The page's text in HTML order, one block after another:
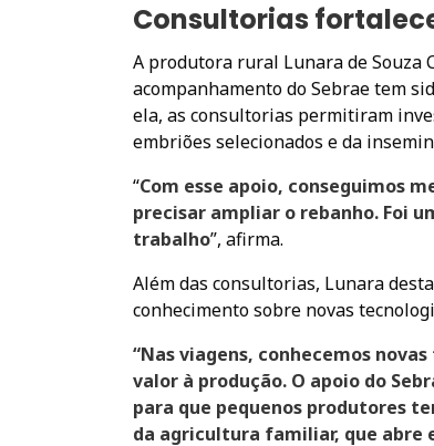
Consultorias
A produtora rural Lunara de Souza
acompanhamento do Sebrae tem
ela, as consultorias permitiram
embriões selecionados e da
“Com esse apoio, conseguimos
precisar ampliar o rebanho. Foi
trabalho”, afirma.
Além das consultorias, Lunara
conhecimento sobre novas
“Nas viagens, conhecemos
valor à produção. O apoio do
para que pequenos produtores
da agricultura familiar, que abre